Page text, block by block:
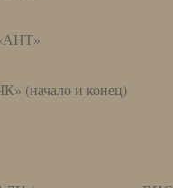
(начало и конец)